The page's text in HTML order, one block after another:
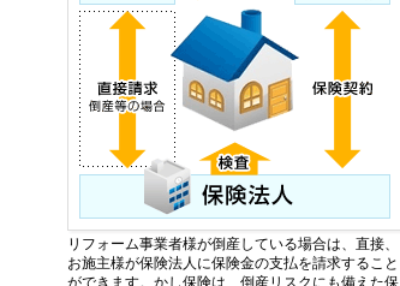
リフォーム事業者様が倒産している場合は、直接、
お施主様が保険法人に保険金の支払を請求すること
ができます。かし保険は、倒産リスクにも備えた保